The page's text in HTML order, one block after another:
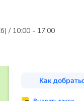
/ 10:00 - 17:00